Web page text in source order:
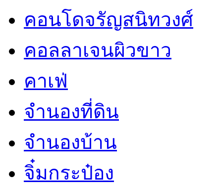
คอนโดจรัญสนิทวงศ์
คอลลาเจนผิวขาว
คาเฟ่
จำนองที่ดิน
จำนองบ้าน
จิ๋มกระป๋อง